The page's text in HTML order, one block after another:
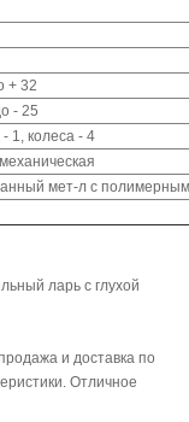
+ 32
- 25
1, колеса - 4
мет-л с
ларь с глухой
и доставка по
Отличное